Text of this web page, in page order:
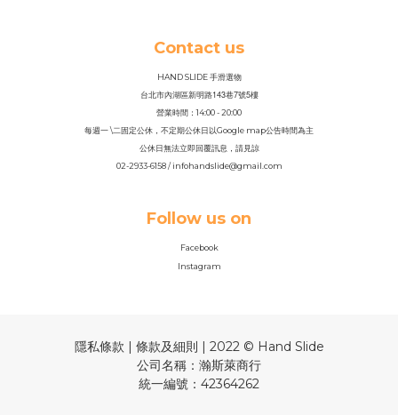
Contact us
HAND SLIDE 手滑選物
台北市內湖區新明路143巷7號5樓
營業時間：14:00 - 20:00
每週一 \二固定公休，不定期公休日以Google map公告時間為主
公休日無法立即回覆訊息，請見諒
02-2933-6158 / infohandslide@gmail.com
Follow us on
Facebook
Instagram
隱私條款 | 條款及細則 | 2022 © Hand Slide
公司名稱：瀚斯萊商行
統一編號：42364262